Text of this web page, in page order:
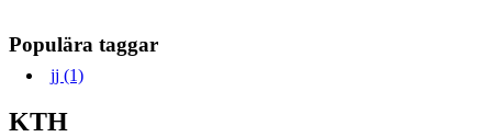
Populära taggar
jj (1)
KTH